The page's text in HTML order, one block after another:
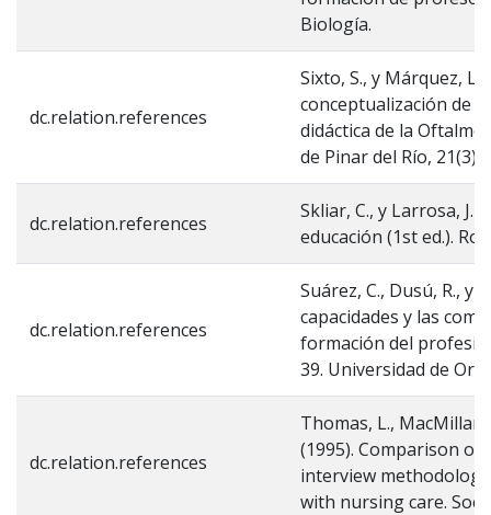
Biología.
dc.relation.references
Sixto, S., y Márquez,
conceptualización de
didáctica de la
de Pinar del Río, 21(3),
dc.relation.references
Skliar, C., y Larrosa, J.
educación (1st ed.).
dc.relation.references
Suárez, C., Dusú, R., y
capacidades y las
formación del
39. Universidad de
dc.relation.references
Thomas, L., MacMillan,
(1995). Comparison
interview
with nursing care.